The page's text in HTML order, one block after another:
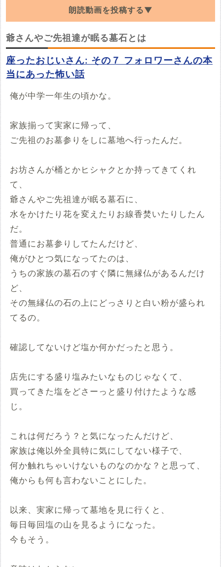
朗読動画を投稿する▼
「爺さんやご先祖達が眠る墓石」の朗読動画を
探しています。YouTubeでこの話の朗読動画
を見つけたらぜひ投稿していってください。
例：https://youtu.be/***********
開始時間
00時間00分00秒
再生開始の時間を指定する場合は入力してください
爺さんやご先祖達が眠る墓石とは
座ったおじいさん: その７ フォロワーさんの本
当にあった怖い話
俺が中学一年生の頃かな。
家族揃って実家に帰って、
ご先祖のお墓参りをしに墓地へ行ったんだ。
お坊さんが桶とかヒシャクとか持ってきてくれ
て、
爺さんやご先祖達が眠る墓石に、
水をかけたり花を変えたりお線香焚いたりしたん
だ。
普通にお墓参りしてたんだけど、
俺がひとつ気になってたのは、
うちの家族の墓石のすぐ隣に無縁仏があるんだけ
ど、
その無縁仏の石の上にどっさりと白い粉が盛られ
てるの。
確認してないけど塩か何かだったと思う。
店先にする盛り塩みたいなものじゃなくて、
買ってきた塩をどさーっと盛り付けたような感
じ。
これは何だろう？と気になったんだけど、
家族は俺以外全員特に気にしてない様子で、
何か触れちゃいけないものなのかな？と思って、
俺からも何も言わないことにした。
以来、実家に帰って墓地を見に行くと、
毎日毎回塩の山を見るようになった。
今もそう。